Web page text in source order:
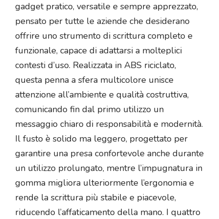
gadget pratico, versatile e sempre apprezzato,
pensato per tutte le aziende che desiderano
offrire uno strumento di scrittura completo e
funzionale, capace di adattarsi a molteplici
contesti d’uso. Realizzata in ABS riciclato,
questa penna a sfera multicolore unisce
attenzione all’ambiente e qualità costruttiva,
comunicando fin dal primo utilizzo un
messaggio chiaro di responsabilità e modernità.
Il fusto è solido ma leggero, progettato per
garantire una presa confortevole anche durante
un utilizzo prolungato, mentre l’impugnatura in
gomma migliora ulteriormente l’ergonomia e
rende la scrittura più stabile e piacevole,
riducendo l’affaticamento della mano. I quattro